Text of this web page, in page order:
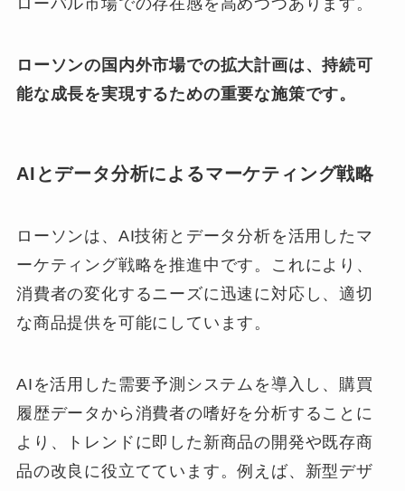
ローバル市場での存在感を高めつつあります。
ローソンの国内外市場での拡大計画は、持続可
能な成長を実現するための重要な施策です。
AIとデータ分析によるマーケティング戦略
ローソンは、AI技術とデータ分析を活用したマ
ーケティング戦略を推進中です。これにより、
消費者の変化するニーズに迅速に対応し、適切
な商品提供を可能にしています。
AIを活用した需要予測システムを導入し、購買
履歴データから消費者の嗜好を分析することに
より、トレンドに即した新商品の開発や既存商
品の改良に役立てています。例えば、新型デザ